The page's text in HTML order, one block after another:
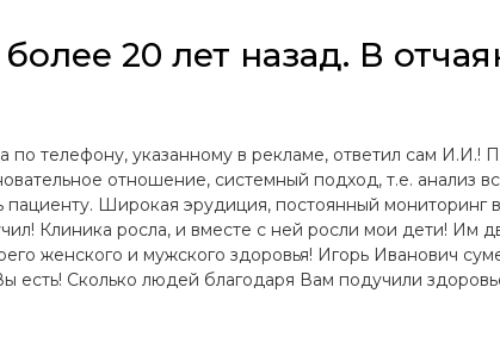
20 лет назад. В
телефону, указанному в рекламе, ответил сам И.И.!
отношение, системный подход, т.е. анализ
Широкая эрудиция, постоянный мониторинг
Клиника росла, и вместе с ней росли мои дети! Им
женского и мужского здоровья! Игорь Иванович
есть! Сколько людей благодаря Вам подучили